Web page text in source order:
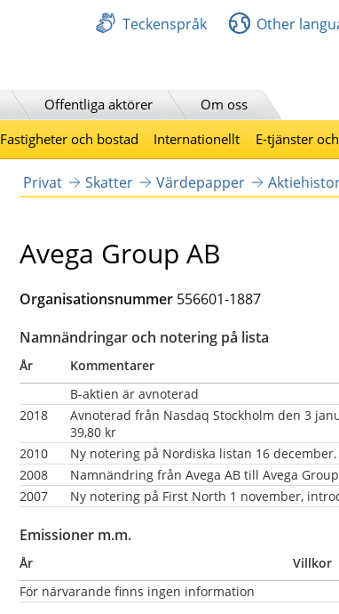
Teckenspråk Other
Offentliga aktörer
Om oss
Fastigheter och bostad Internationellt E-tjänster
Privat Skatter Värdepapper
Avega Group AB
Organisationsnummer 556601-1887
Namnändringar och notering på lista
År
Kommentarer
B-aktien är avnoterad
2018
Avnoterad från Nasdaq Stockholm den 3
39,80 kr
2010
Ny notering på Nordiska listan 16
2008
Namnändring från Avega AB till Avega
2007
Ny notering på First North 1 november,
Emissioner m.m.
År Villkor
För närvarande finns ingen information